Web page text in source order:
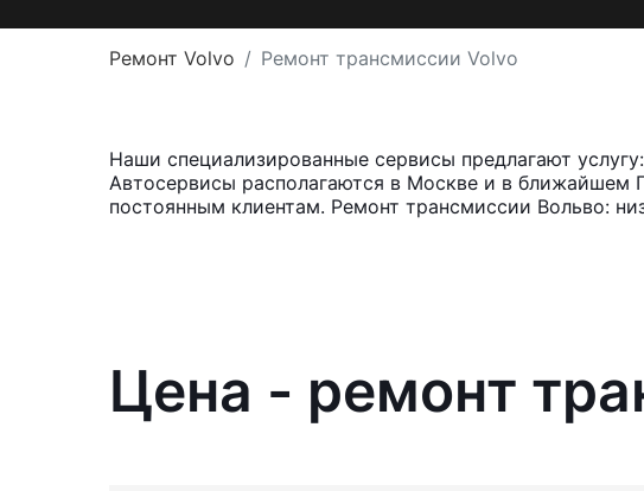
Ремонт Volvo Ремонт трансмиссии Volvo
Наши специализированные сервисы предлагают
Автосервисы располагаются в Москве и в ближайшем
постоянным клиентам. Ремонт трансмиссии Вольво:
Цена - ремонт